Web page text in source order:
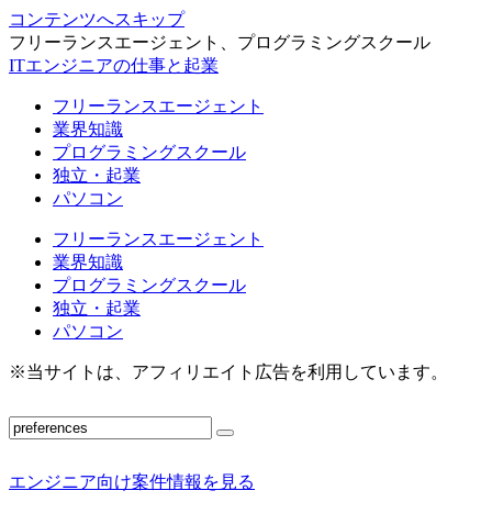
コンテンツへスキップ
フリーランスエージェント、プログラミングスクール
ITエンジニアの仕事と起業
フリーランスエージェント
業界知識
プログラミングスクール
独立・起業
パソコン
フリーランスエージェント
業界知識
プログラミングスクール
独立・起業
パソコン
※当サイトは、アフィリエイト広告を利用しています。
エンジニア向け案件情報を見る